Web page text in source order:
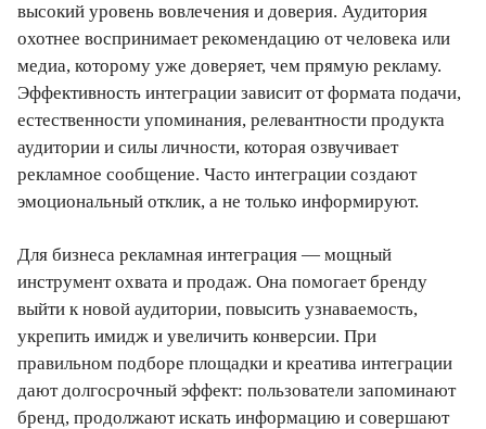
высокий уровень вовлечения и доверия. Аудитория
охотнее воспринимает рекомендацию от человека или
медиа, которому уже доверяет, чем прямую рекламу.
Эффективность интеграции зависит от формата подачи,
естественности упоминания, релевантности продукта
аудитории и силы личности, которая озвучивает
рекламное сообщение. Часто интеграции создают
эмоциональный отклик, а не только информируют.
Для бизнеса рекламная интеграция — мощный
инструмент охвата и продаж. Она помогает бренду
выйти к новой аудитории, повысить узнаваемость,
укрепить имидж и увеличить конверсии. При
правильном подборе площадки и креатива интеграции
дают долгосрочный эффект: пользователи запоминают
бренд, продолжают искать информацию и совершают